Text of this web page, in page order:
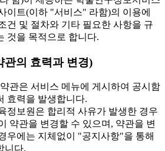
이트(이하 "서비스" 라함)의 이용에
건 및 절차와 기타 필요한 사항을 규
것을 목적으로 합니다.
관의 효력과 변경)
관은 서비스 메뉴에 게시하여 공시함
효력을 발생합니다.
정보원은 합리적 사유가 발생한 경우
약관을 변경할 수 있으며, 약관을 변
우에는 지체없이 "공지사항"을 통해
니다.